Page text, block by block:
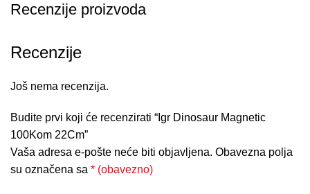
Recenzije proizvoda
Recenzije
Još nema recenzija.
Budite prvi koji će recenzirati “Igr Dinosaur Magnetic
100Kom 22Cm”
Vaša adresa e-pošte neće biti objavljena. Obavezna polja
su označena sa * (obavezno)